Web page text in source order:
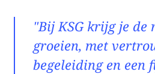
"Bij KSG krijg je de
groeien, met
begeleiding en een